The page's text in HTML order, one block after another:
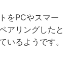
をPCやスマー
アリングしたと
いるようです。